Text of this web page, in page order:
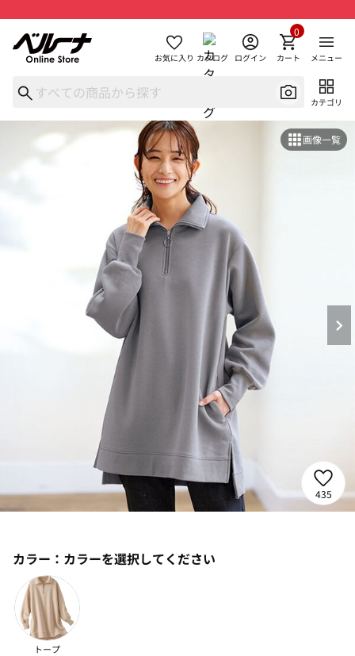
お気に入り カタログ ログイン カート
0
メニュー
カテゴリ
画像一覧
435
カラー： カラーを選択してください
トープ